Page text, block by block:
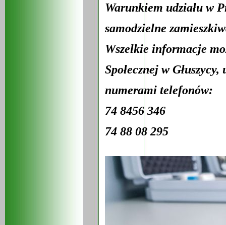
Warunkiem udziału w
samodzielne
Wszelkie informacje
Społecznej w
numerami telefonów:
74 8456 346
74 88 08 295